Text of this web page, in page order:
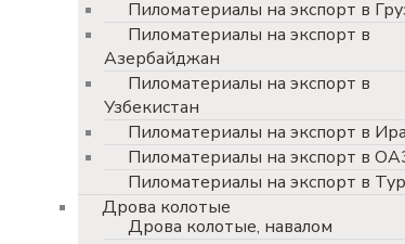
Пиломатериалы на экспорт в
Пиломатериалы на экспорт в
Азербайджан
Пиломатериалы на экспорт в
Узбекистан
Пиломатериалы на экспорт в
Пиломатериалы на экспорт в
Пиломатериалы на экспорт в
Дрова колотые
Дрова колотые, навалом